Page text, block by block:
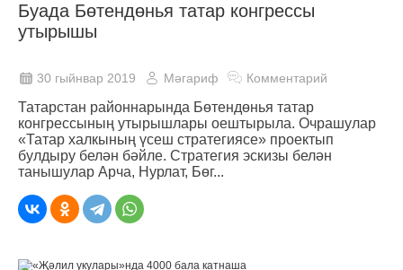
Буада Бөтендөнья татар конгрессы
утырышы
30 гыйнвар 2019 Мәгариф Комментарий
Татарстан районнарында Бөтендөнья татар
конгрессының утырышлары оештырыла. Очрашулар
«Татар халкының үсеш стратегиясе» проектып
булдыру белән бәйле. Стратегия эскизы белән
танышулар Арча, Нурлат, Бөг...